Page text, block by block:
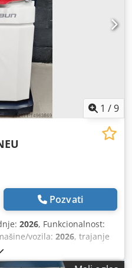
1 /9
Pozvati
2026, Funkcionalnost:
vozila: 2026, trajanje
dužina:700 mm, ukupna